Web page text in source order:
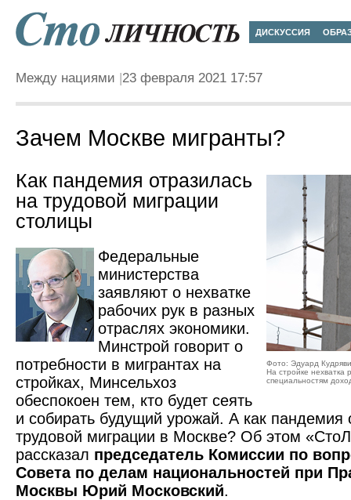
ДИСКУССИЯ
Между нациями 23 февраля 2021 17:57
Зачем Москве мигранты?
Фото: Эдуард
На стройке нехватка
специальностям
Как пандемия отразилась
на трудовой миграции
столицы
Федеральные
министерства
заявляют о нехватке
рабочих рук в разных
отраслях экономики.
Минстрой говорит о
потребности в мигрантах на
стройках, Минсельхоз
обеспокоен тем, кто будет сеять
и собирать будущий урожай. А как пандемия
трудовой миграции в Москве? Об этом
рассказал председатель Комиссии по
Совета по делам национальностей при
Москвы Юрий ­Московский.